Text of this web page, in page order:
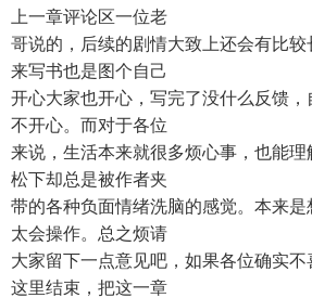
上一章评论区一位老
哥说的，后续的剧情大致上还会有比
来写书也是图个自己
开心大家也开心，写完了没什么反馈
不开心。而对于各位
来说，生活本来就很多烦心事，也能
松下却总是被作者夹
带的各种负面情绪洗脑的感觉。本来
太会操作。总之烦请
大家留下一点意见吧，如果各位确实
这里结束，把这一章